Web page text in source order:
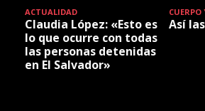
ACTUALIDAD
Claudia López: «Esto es
lo que ocurre con todas
las personas detenidas
en El Salvador»
Así